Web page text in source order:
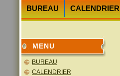
BUREAU CALENDRIER
MENU
BUREAU
CALENDRIER